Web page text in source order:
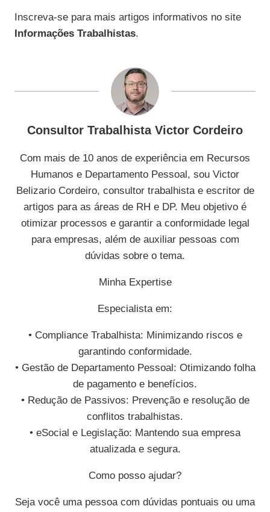
Inscreva-se para mais artigos informativos no site
Informações Trabalhistas.
Consultor Trabalhista Victor Cordeiro
Com mais de 10 anos de experiência em Recursos
Humanos e Departamento Pessoal, sou Victor
Belizario Cordeiro, consultor trabalhista e escritor de
artigos para as áreas de RH e DP. Meu objetivo é
otimizar processos e garantir a conformidade legal
para empresas, além de auxiliar pessoas com
dúvidas sobre o tema.
Minha Expertise
Especialista em:
• Compliance Trabalhista: Minimizando riscos e
garantindo conformidade.
• Gestão de Departamento Pessoal: Otimizando folha
de pagamento e benefícios.
• Redução de Passivos: Prevenção e resolução de
conflitos trabalhistas.
• eSocial e Legislação: Mantendo sua empresa
atualizada e segura.
Como posso ajudar?
Seja você uma pessoa com dúvidas pontuais ou uma